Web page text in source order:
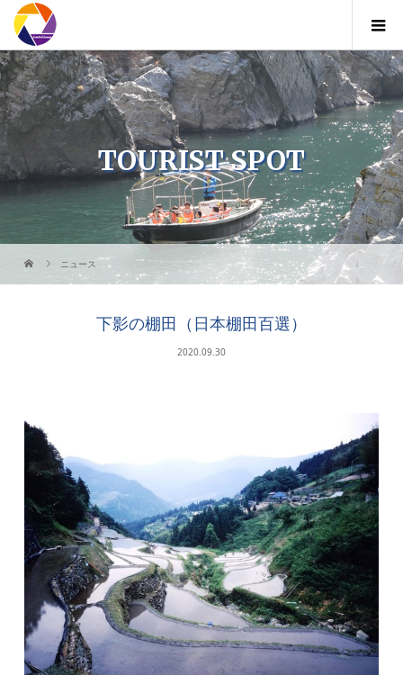
TOURIST SPOT
ニュース
下影の棚田（日本棚田百選）
2020.09.30